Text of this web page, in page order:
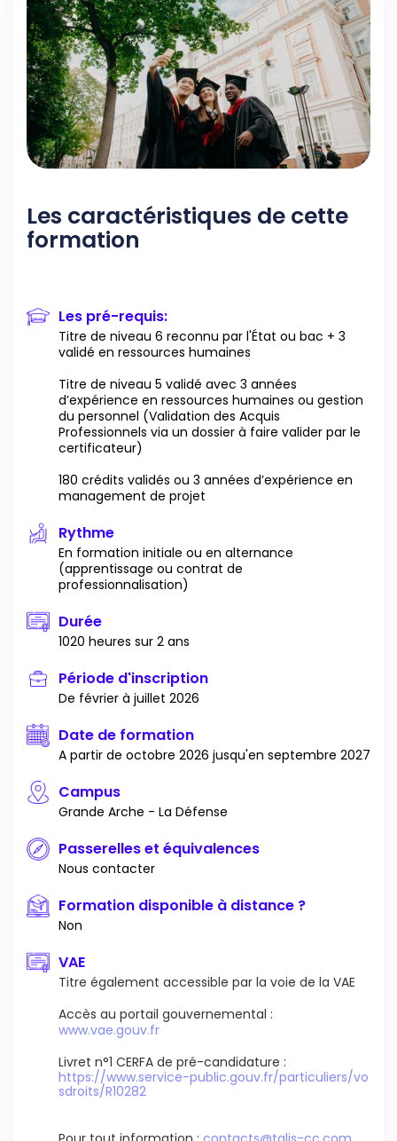
Les caractéristiques de cette
formation
Les pré-requis:
Titre de niveau 6 reconnu par l'État ou bac + 3
validé en ressources humaines
Titre de niveau 5 validé avec 3 années
d’expérience en ressources humaines ou gestion
du personnel (Validation des Acquis
Professionnels via un dossier à faire valider par le
certificateur)
180 crédits validés ou 3 années d’expérience en
management de projet
Rythme
En formation initiale ou en alternance
(apprentissage ou contrat de
professionnalisation)
Durée
1020 heures sur 2 ans
Période d'inscription
De février à juillet 2026
Date de formation
A partir de octobre 2026 jusqu'en septembre 2027
Campus
Grande Arche - La Défense
Passerelles et équivalences
Nous contacter
Formation disponible à distance ?
Non
VAE
Titre également accessible par la voie de la VAE
Accès au portail gouvernemental :
www.vae.gouv.fr
Livret n°1 CERFA de pré-candidature :
https://www.service-public.gouv.fr/particuliers/vo
sdroits/R10282